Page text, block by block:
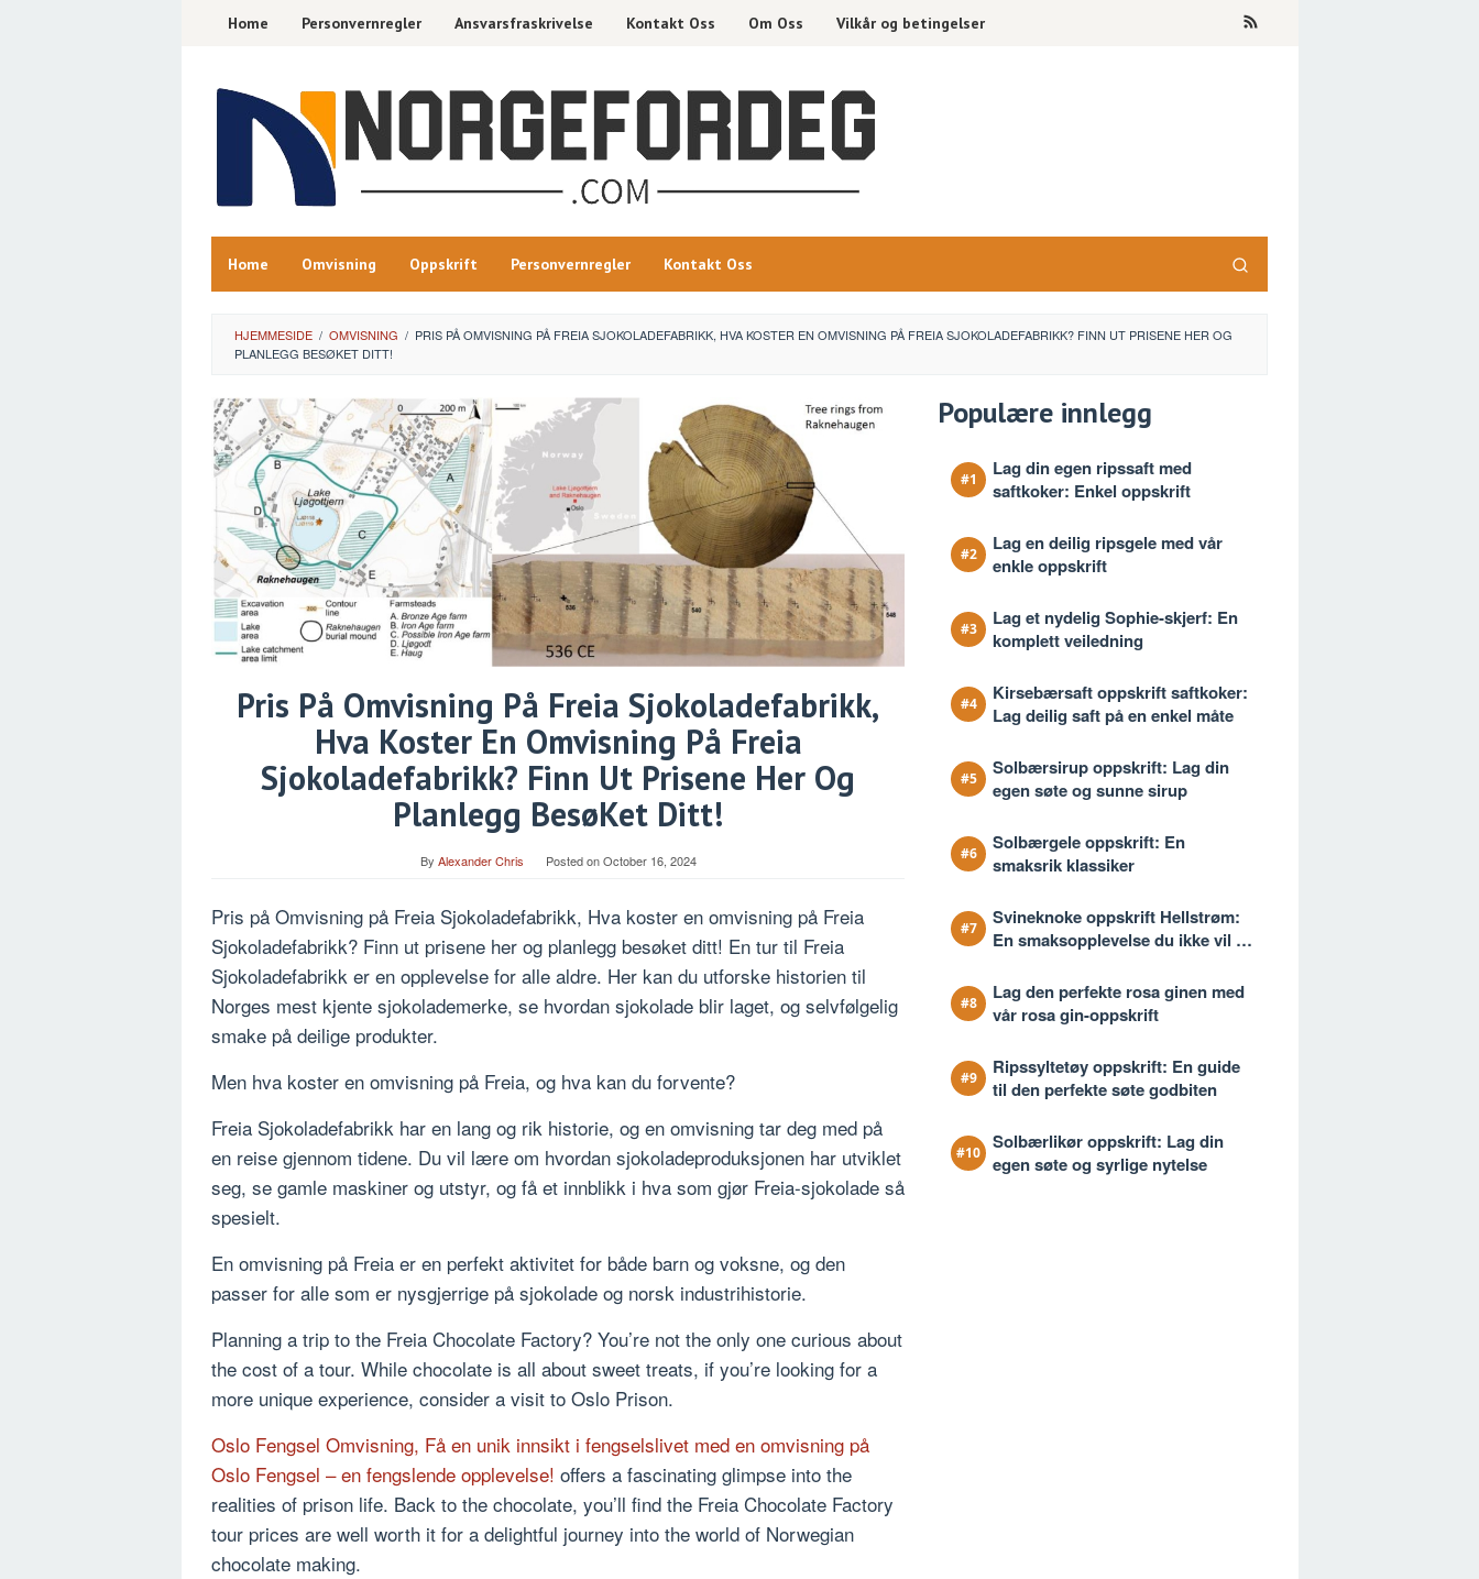
Home Personvernregler Ansvarsfraskrivelse Kontakt Oss Om Oss Vilkår og betingelser
Home Omvisning Oppskrift Personvernregler Kontakt Oss
HJEMMESIDE / OMVISNING / PRIS PÅ OMVISNING PÅ FREIA SJOKOLADEFABRIKK, HVA KOSTER EN OMVISNING PÅ FREIA SJOKOLADEFABRIKK? FINN UT PRISENE HER OG
PLANLEGG BESØKET DITT!
Pris På Omvisning På Freia Sjokoladefabrikk,
Hva Koster En Omvisning På Freia
Sjokoladefabrikk? Finn Ut Prisene Her Og
Planlegg BesøKet Ditt!
By Alexander Chris Posted onOctober 16, 2024
Pris på Omvisning på Freia Sjokoladefabrikk, Hva koster en omvisning på Freia
Sjokoladefabrikk? Finn ut prisene her og planlegg besøket ditt! En tur til Freia
Sjokoladefabrikk er en opplevelse for alle aldre. Her kan du utforske historien til
Norges mest kjente sjokolademerke, se hvordan sjokolade blir laget, og selvfølgelig
smake på deilige produkter.
Men hva koster en omvisning på Freia, og hva kan du forvente?
Freia Sjokoladefabrikk har en lang og rik historie, og en omvisning tar deg med på
en reise gjennom tidene. Du vil lære om hvordan sjokoladeproduksjonen har utviklet
seg, se gamle maskiner og utstyr, og få et innblikk i hva som gjør Freia-sjokolade så
spesielt.
En omvisning på Freia er en perfekt aktivitet for både barn og voksne, og den
passer for alle som er nysgjerrige på sjokolade og norsk industrihistorie.
Planning a trip to the Freia Chocolate Factory? You’re not the only one curious about
the cost of a tour. While chocolate is all about sweet treats, if you’re looking for a
more unique experience, consider a visit to Oslo Prison.
Oslo Fengsel Omvisning, Få en unik innsikt i fengselslivet med en omvisning på
Oslo Fengsel – en fengslende opplevelse! offers a fascinating glimpse into the
realities of prison life. Back to the chocolate, you’ll find the Freia Chocolate Factory
tour prices are well worth it for a delightful journey into the world of Norwegian
chocolate making.
Populære innlegg
Lag din egen ripssaft med
saftkoker: Enkel oppskrift
Lag en deilig ripsgele med vår
enkle oppskrift
Lag et nydelig Sophie-skjerf: En
komplett veiledning
Kirsebærsaft oppskrift saftkoker:
Lag deilig saft på en enkel måte
Solbærsirup oppskrift: Lag din
egen søte og sunne sirup
Solbærgele oppskrift: En
smaksrik klassiker
Svineknoke oppskrift Hellstrøm:
En smaksopplevelse du ikke vil gå
Lag den perfekte rosa ginen med
vår rosa gin-oppskrift
Ripssyltetøy oppskrift: En guide
til den perfekte søte godbiten
Solbærlikør oppskrift: Lag din
egen søte og syrlige nytelse